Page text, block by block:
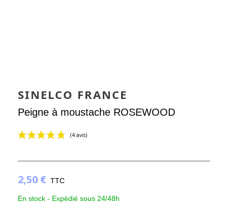
SINELCO FRANCE
Peigne à moustache ROSEWOOD
2,50 € TTC
En stock - Expédié sous 24/48h